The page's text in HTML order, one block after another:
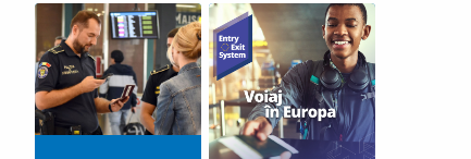
sau internațională)